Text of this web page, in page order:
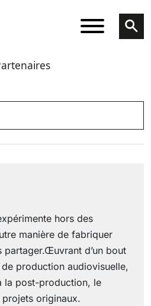
hors des
manière de fabriquer
partager.Œuvrant d’un bout
de production audiovisuelle,
la post-production, le
originaux.